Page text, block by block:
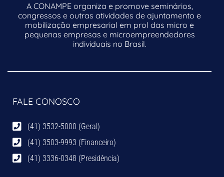
A CONAMPE organiza e promove seminários,
congressos e outras atividades de ajuntamento e
mobilização empresarial em prol das micro e
pequenas empresas e microempreendedores
individuais no Brasil.
FALE CONOSCO
(41) 3532-5000 (Geral)
(41) 3503-9993 (Financeiro)
(41) 3336-0348 (Presidência)